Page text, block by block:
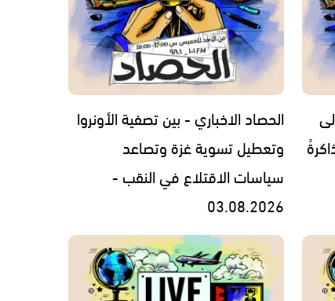
الحصاد الاخباري - بين تصفية الأونروا
وتعطيل تسوية غزة وتصاعد
سياسات الاقتلاع في النقب -
03.08.2026